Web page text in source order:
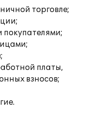
торговле;
покупателями;
платы,
взносов;